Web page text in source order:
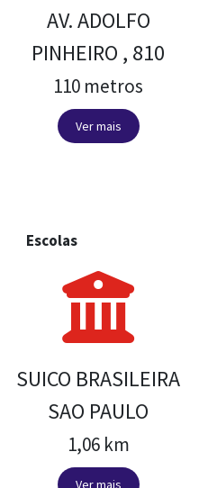
AV. ADOLFO
PINHEIRO , 810
110 metros
Ver mais
Escolas
SUICO BRASILEIRA
SAO PAULO
1,06 km
Ver mais